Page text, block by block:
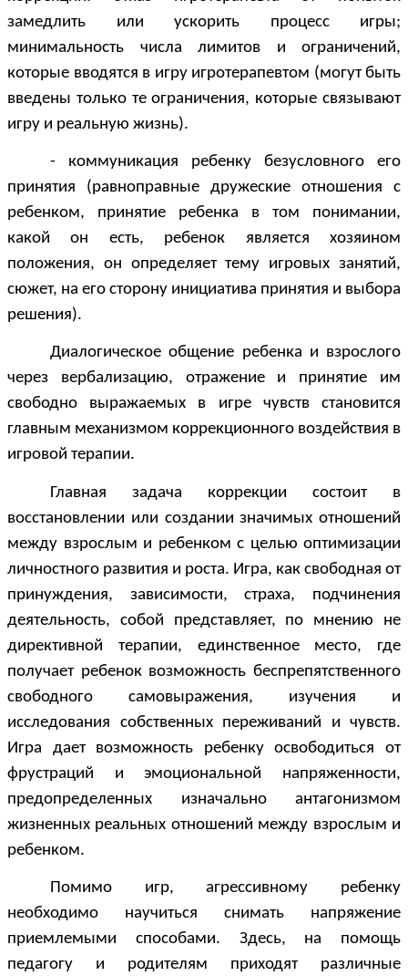
замедлить или ускорить процесс игры;
минимальность числа лимитов и ограничений,
которые вводятся в игру игротерапевтом (могут быть
введены только те ограничения, которые связывают
игру и реальную жизнь).
- коммуникация ребенку безусловного его
принятия (равноправные дружеские отношения с
ребенком, принятие ребенка в том понимании,
какой он есть, ребенок является хозяином
положения, он определяет тему игровых занятий,
сюжет, на его сторону инициатива принятия и выбора
решения).
Диалогическое общение ребенка и взрослого
через вербализацию, отражение и принятие им
свободно выражаемых в игре чувств становится
главным механизмом коррекционного воздействия в
игровой терапии.
Главная задача коррекции состоит в
восстановлении или создании значимых отношений
между взрослым и ребенком с целью оптимизации
личностного развития и роста. Игра, как свободная от
принуждения, зависимости, страха, подчинения
деятельность, собой представляет, по мнению не
директивной терапии, единственное место, где
получает ребенок возможность беспрепятственного
свободного самовыражения, изучения и
исследования собственных переживаний и чувств.
Игра дает возможность ребенку освободиться от
фрустраций и эмоциональной напряженности,
предопределенных изначально антагонизмом
жизненных реальных отношений между взрослым и
ребенком.
Помимо игр, агрессивному ребенку
необходимо научиться снимать напряжение
приемлемыми способами. Здесь, на помощь
педагогу и родителям приходят различные